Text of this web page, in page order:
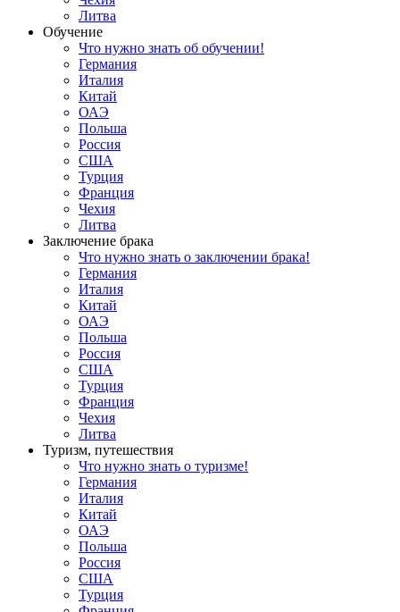
Литва
Обучение
Что нужно знать об обучении!
Германия
Италия
Китай
ОАЭ
Польша
Россия
США
Турция
Франция
Чехия
Литва
Заключение брака
Что нужно знать о заключении брака!
Германия
Италия
Китай
ОАЭ
Польша
Россия
США
Турция
Франция
Чехия
Литва
Туризм, путешествия
Что нужно знать о туризме!
Германия
Италия
Китай
ОАЭ
Польша
Россия
США
Турция